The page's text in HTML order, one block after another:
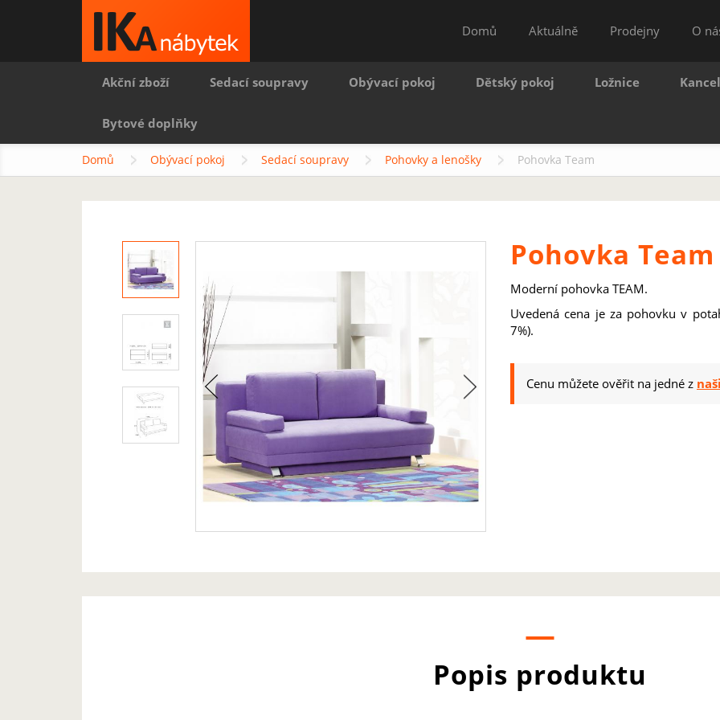
Domů Aktuálně Prodejny O
Akční zboží Sedací soupravy Obývací pokoj Dětský pokoj Ložnice
Bytové doplňky
Domů Obývací pokoj Sedací soupravy Pohovky a lenošky Pohovka Team
Pohovka Team
Moderní pohovka TEAM.
Uvedená cena je za pohovku v
7%).
Cenu můžete ověřit na jedné z
Popis produktu